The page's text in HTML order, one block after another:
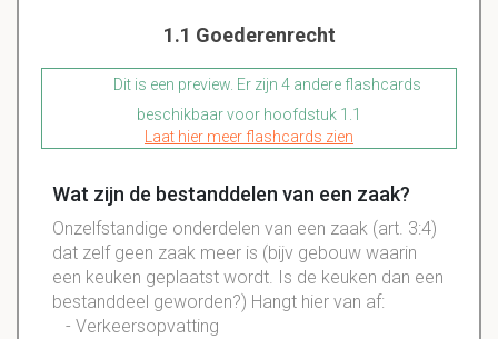
1.1 Goederenrecht
Dit is een preview. Er zijn 4 andere flashcards
beschikbaar voor hoofdstuk 1.1
Laat hier meer flashcards zien
Wat zijn de bestanddelen van een zaak?
Onzelfstandige onderdelen van een zaak (art. 3:4)
dat zelf geen zaak meer is (bijv gebouw waarin
een keuken geplaatst wordt. Is de keuken dan een
bestanddeel geworden?) Hangt hier van af:
- Verkeersopvatting